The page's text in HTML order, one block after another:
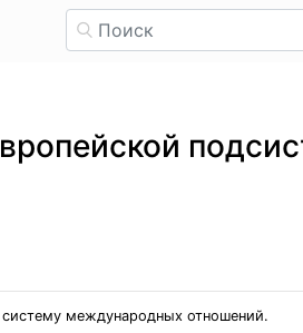
международных отношений.